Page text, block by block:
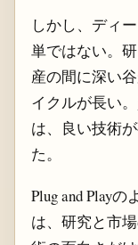
しかし、ディ
単ではない。
産の間に深い
イクルが長い
は、良い技術
た。
Plug and Play
は、研究と市